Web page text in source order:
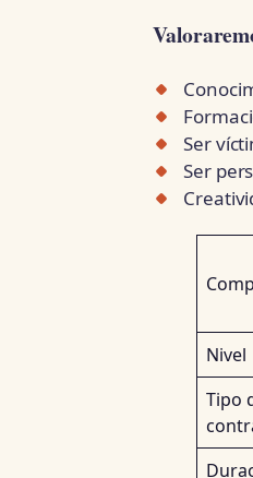
Ser
Ser
Nivel
Tipo